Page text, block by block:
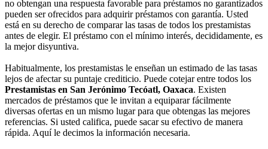
no obtengan una respuesta favorable para préstamos no garantizados
pueden ser ofrecidos para adquirir préstamos con garantía. Usted
está en su derecho de comparar las tasas de todos los prestamistas
antes de elegir. El préstamo con el mínimo interés, decididamente, es
la mejor disyuntiva.
Habitualmente, los prestamistas le enseñan un estimado de las tasas
lejos de afectar su puntaje crediticio. Puede cotejar entre todos los
Prestamistas en San Jerónimo Tecóatl, Oaxaca. Existen
mercados de préstamos que le invitan a equiparar fácilmente
diversas ofertas en un mismo lugar para que obtengas las mejores
referencias. Si usted califica, puede sacar su efectivo de manera
rápida. Aquí le decimos la información necesaria.